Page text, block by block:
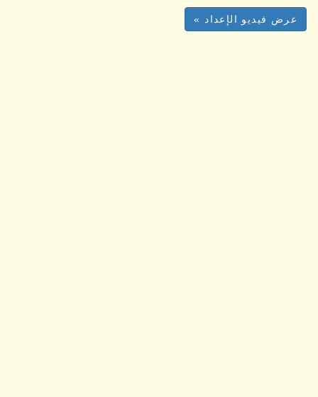
عرض فيديو الإعداد »